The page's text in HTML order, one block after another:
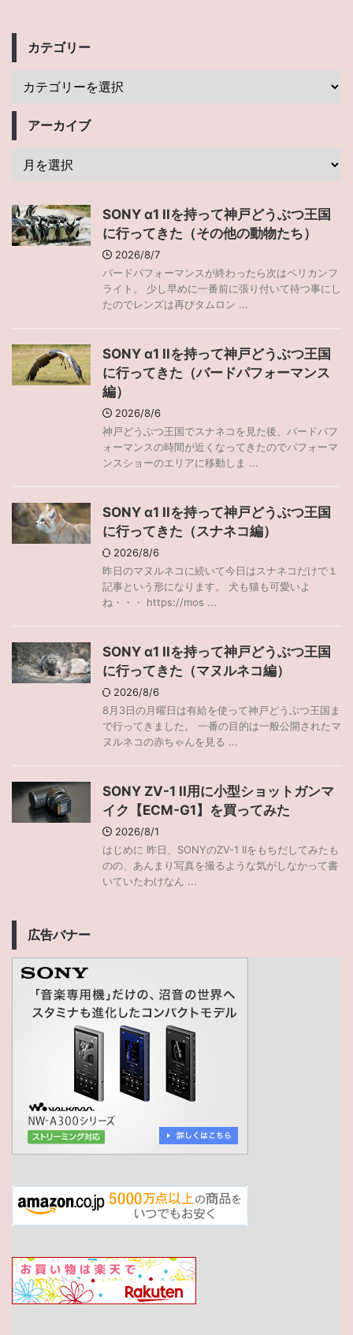
カテゴリー
アーカイブ
SONY α1 IIを持って神戸どうぶつ王国
に行ってきた（その他の動物たち）
2026/8/7
バードパフォーマンスが終わったら次はペリカンフ
ライト。 少し早めに一番前に張り付いて待つ事にし
たのでレンズは再びタムロン ...
SONY α1 IIを持って神戸どうぶつ王国
に行ってきた（バードパフォーマンス
編）
2026/8/6
神戸どうぶつ王国でスナネコを見た後、バードパフ
ォーマンスの時間が近くなってきたのでパフォーマ
ンスショーのエリアに移動しま ...
SONY α1 IIを持って神戸どうぶつ王国
に行ってきた（スナネコ編）
2026/8/6
昨日のマヌルネコに続いて今日はスナネコだけで１
記事という形になります。 犬も猫も可愛いよ
ね・・・ https://mos ...
SONY α1 IIを持って神戸どうぶつ王国
に行ってきた（マヌルネコ編）
2026/8/6
8月3日の月曜日は有給を使って神戸どうぶつ王国ま
で行ってきました。 一番の目的は一般公開されたマ
ヌルネコの赤ちゃんを見る ...
SONY ZV-1 II用に小型ショットガンマ
イク【ECM-G1】を買ってみた
2026/8/1
はじめに 昨日、SONYのZV-1 IIをもちだしてみたも
のの、あんまり写真を撮るような気がしなかって書
いていたわけなん ...
広告バナー